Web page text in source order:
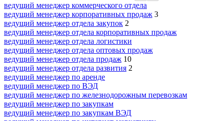
ведущий менеджер коммерческого отдела
ведущий менеджер корпоративных продаж 3
ведущий менеджер отдела закупок 2
ведущий менеджер отдела корпоративных продаж
ведущий менеджер отдела логистики
ведущий менеджер отдела оптовых продаж
ведущий менеджер отдела продаж 10
ведущий менеджер отдела развития 2
ведущий менеджер по аренде
ведущий менеджер по ВЭД
ведущий менеджер по железнодорожным перевозкам
ведущий менеджер по закупкам
ведущий менеджер по закупкам ВЭД